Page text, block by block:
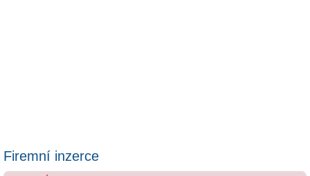
Firemní inzerce